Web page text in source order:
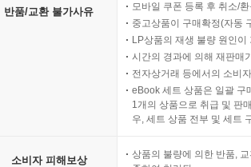
반품/교환 불가사유
모바일 쿠폰 등록 후 취소/
중고상품이 구매확정(자동
LP상품의 재생 불량 원인
시간의 경과에 의해 재판매
전자상거래 등에서의 소비
eBook 세트 상품은 일괄 구
1개의 상품으로 취급 및 판
우, 세트 상품 전부 및 세트
소비자 피해보상
상품의 불량에 의한 반품,